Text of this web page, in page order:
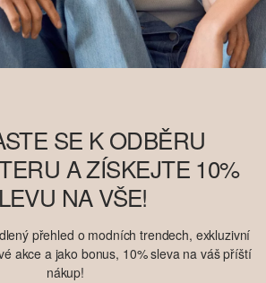
SE K ODBĚRU
A ZÍSKEJTE 10%
NA VŠE!
přehled o modních trendech, exkluzivní
akce a jako bonus, 10% sleva na váš příští
nákup!